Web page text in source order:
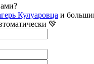
Кулуаровца и
💚